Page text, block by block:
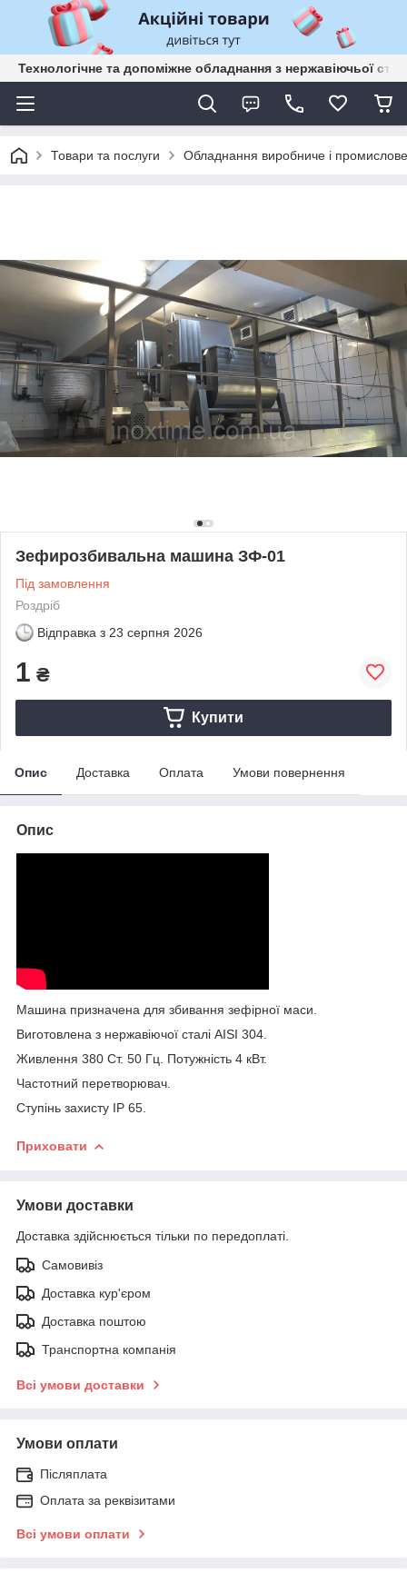
Технологічне та допоміжне обладнання з нержавіючьої
Товари та послуги Обладнання виробниче і промислове
Зефирозбивальна машина ЗФ-01
Під замовлення
Роздріб
Відправка з 23 серпня 2026
1 ₴
Купити
Опис Доставка Оплата Умови повернення
Опис
Машина призначена для збивання зефірної маси.
Виготовлена з нержавіючої сталі AISI 304.
Живлення 380 Ст. 50 Гц. Потужність 4 кВт.
Частотний перетворювач.
Ступінь захисту IP 65.
Приховати
Умови доставки
Доставка здійснюється тільки по передоплаті.
Самовивіз
Доставка кур'єром
Доставка поштою
Транспортна компанія
Всі умови доставки
Умови оплати
Післяплата
Оплата за реквізитами
Всі умови оплати